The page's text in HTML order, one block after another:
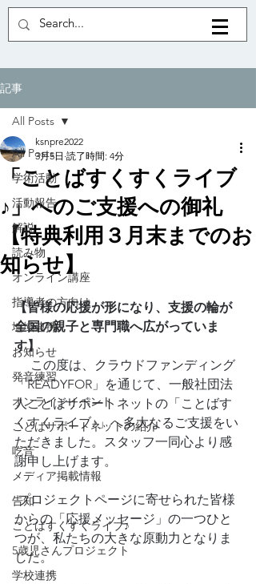
記事
All Posts
学術活動
活動報告
解説
読み物
オンライン講座
指導者の方向け
地域連携
お知らせ
発音練習
オンラインイベント
ことばサポートネットの紹介
吃音
メディア掲載情報
告知
ことばすくすくライブ♪
5歳児さんプロジェクト
学校連携
All Posts
「ことばすくすくライブ
♪」へのご支援への御礼
【特典利用３月末までのお
知らせ】
ksnpre2022
3月5日 読了時間: 4分
【皆様の応援が形になり、支援の輪が
全国の親子と専門職へ広がっていま
す】
「READYFOR」を通じて、一般社団法
人ことばサポートネットの「ことばす
くすくライブ♪」へ多大なるご支援をい
ただきました。スタッフ一同心より感
謝申し上げます。
プロジェクトページに寄せられた皆様
からの「応援メッセージ」の一つひと
つが、私たちの大きな原動力となりま
した。